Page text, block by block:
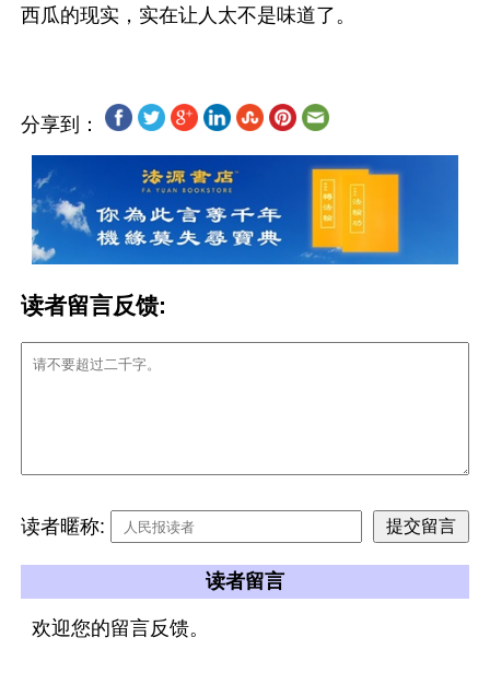
分享到：
读者留言反馈:
读者暱称:
读者留言
欢迎您的留言反馈。